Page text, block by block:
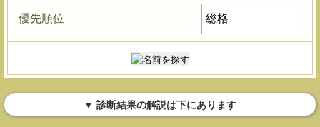
優先順位
▼ 診断結果の解説は下にあります